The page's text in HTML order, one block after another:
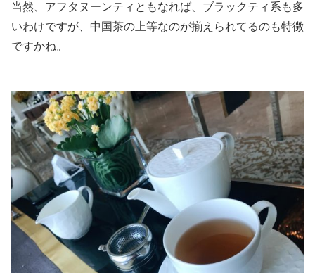
当然、アフタヌーンティともなれば、ブラックティ系も多
いわけですが、中国茶の上等なのが揃えられてるのも特徴
ですかね。